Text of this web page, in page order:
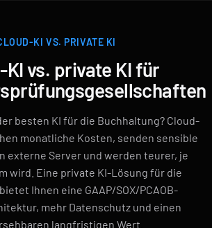
KI VS. PRIVATE KI
KI vs. private KI für
besten KI für die Buchhaltung? Cloud-
monatliche Kosten, senden sensible
externe Server und werden teurer, je
wird. Eine private KI-Lösung für die
Ihnen eine GAAP/SOX/PCAOB-
mehr Datenschutz und einen
langfristigen Wert.